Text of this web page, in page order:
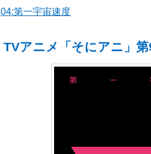
04:第一宇宙速度
TVアニメ「そにアニ」